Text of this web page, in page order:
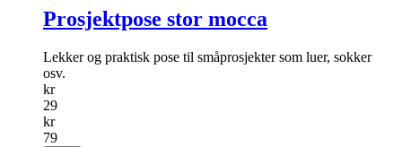
Prosjektpose stor mocca
Lekker og praktisk pose til småprosjekter som luer, sokker
osv.
kr
29
kr
79